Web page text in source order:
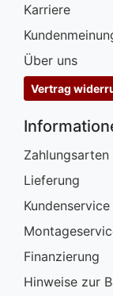
Karriere
Über uns
Vertrag
Zahlungsarten
Lieferung
Kundenservice
Finanzierung
Hinweise zur